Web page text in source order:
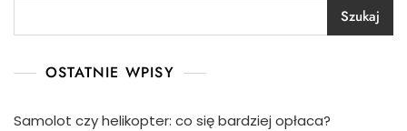
Szukaj
OSTATNIE WPISY
Samolot czy helikopter: co się bardziej opłaca?